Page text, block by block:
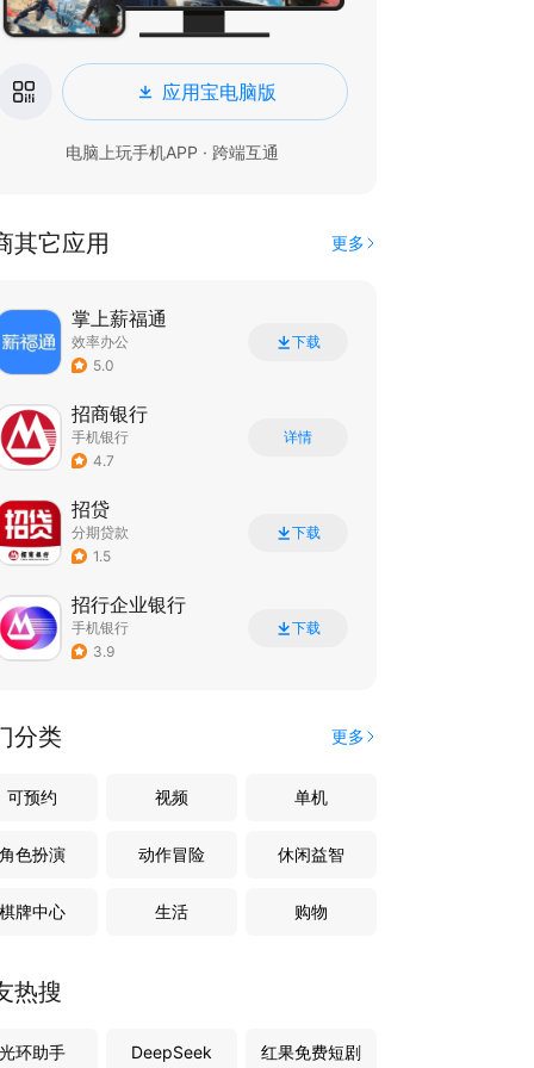
应用宝电脑版
电脑上玩手机APP · 跨端互通
其它应用 更多
掌上薪福通
效率办公
5.0
下载
招商银行
手机银行
4.7
详情
招贷
分期贷款
1.5
下载
招行企业银行
手机银行
3.9
下载
分类 更多
可预约 视频 单机
角色扮演 动作冒险 休闲益智
棋牌中心 生活 购物
热搜
光环助手 DeepSeek 红果免费短剧